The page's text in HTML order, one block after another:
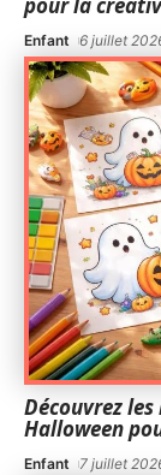
Enfant 6 juillet
Découvrez
Halloween
Enfant 7 juillet